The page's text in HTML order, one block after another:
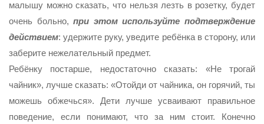
малышу можно сказать, что нельзя лезть в розетку, будет
очень больно,при этом используйте подтверждение
действием: удержите руку, уведите ребёнка в сторону, или
заберите нежелательный предмет.
Ребёнку постарше, недостаточно сказать: «Не трогай
чайник», лучше сказать: «Отойди от чайника, он горячий, ты
можешь обжечься». Дети лучше усваивают правильное
поведение, если понимают, что за ним стоит. Конечно